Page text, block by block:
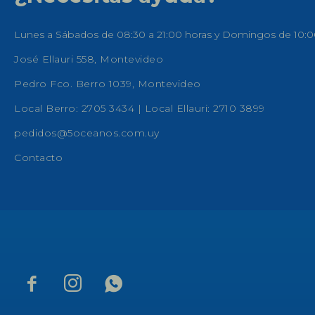
  
Lunes a Sábados de 08:30 a 21:00 horas y Domingos de
José Ellauri 558, Montevideo
Pedro Fco. Berro 1039, Montevideo
Local Berro: 2705 3434 | Local Ellauri: 2710 3899
pedidos@5oceanos.com.uy
Contacto